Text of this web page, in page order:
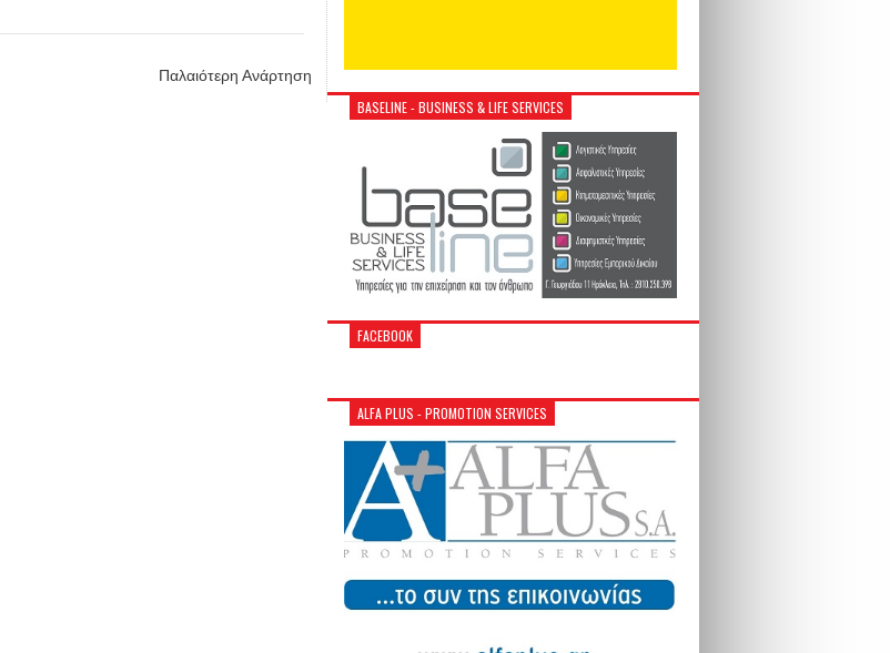
Παλαιότερη Ανάρτηση
BASELINE - BUSINESS & LIFE SERVICES
FACEBOOK
ALFA PLUS - PROMOTION SERVICES